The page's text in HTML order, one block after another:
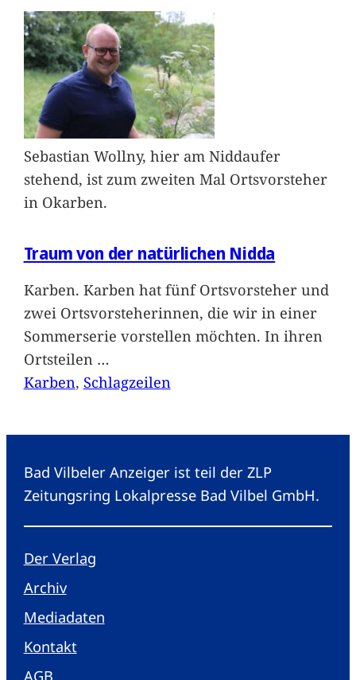
Sebastian Wollny, hier am Niddaufer
stehend, ist zum zweiten Mal Ortsvorsteher
in Okarben.
Traum von der natürlichen Nidda
Karben. Karben hat fünf Ortsvorsteher und
zwei Ortsvorsteherinnen, die wir in einer
Sommerserie vorstellen möchten. In ihren
Ortsteilen …
Karben, Schlagzeilen
Bad Vilbeler Anzeiger ist teil der ZLP
Zeitungsring Lokalpresse Bad Vilbel GmbH.
Der Verlag
Archiv
Mediadaten
Kontakt
AGB